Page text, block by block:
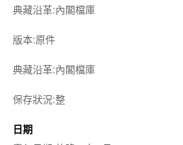
典藏沿革:內閣檔庫
版本:原件
典藏沿革:內閣檔庫
保存狀況:整
日期